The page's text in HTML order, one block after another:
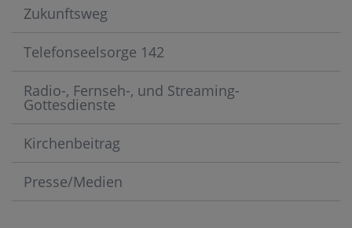
Zukunftsweg
Telefonseelsorge 142
Radio-, Fernseh-, und Streaming-
Gottesdienste
Kirchenbeitrag
Presse/Medien